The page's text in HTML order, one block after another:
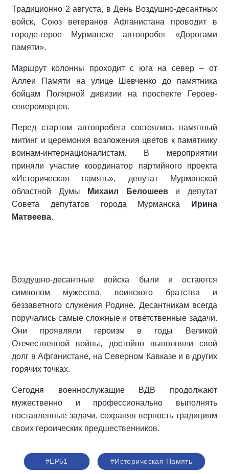
Традиционно 2 августа, в День Воздушно-десантных
войск, Союз ветеранов Афганистана проводит в
городе-герое Мурманске автопробег «Дорогами
памяти».
Маршрут колонны проходит с юга на север – от
Аллеи Памяти на улице Шевченко до памятника
бойцам Полярной дивизии на проспекте Героев-
североморцев.
Перед стартом автопробега состоялись памятный
митинг и церемония возложения цветов к памятнику
воинам-интернационалистам. В мероприятии
приняли участие координатор партийного проекта
«Историческая память», депутат Мурманской
областной Думы
Михаил Белошееви депутат
Совета депутатов города Мурманска
Ирина
Матвеева.
Воздушно-десантные войска были и остаются
символом мужества, воинского братства и
беззаветного служения Родине. Десантникам всегда
поручались самые сложные и ответственные задачи.
Они проявляли героизм в годы Великой
Отечественной войны, достойно выполняли свой
долг в Афганистане, на Северном Кавказе и в других
горячих точках.
Сегодня военнослужащие ВДВ продолжают
мужественно и профессионально выполнять
поставленные задачи, сохраняя верность традициям
своих героических предшественников.
#ЕР51 #Историческая Память